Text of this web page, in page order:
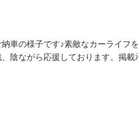
納車の様子です♪素敵なカーライフ
、陰ながら応援しております。掲載